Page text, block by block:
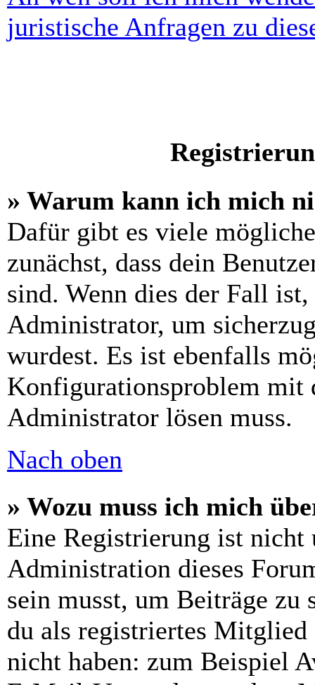
juristische Anfragen zu
» Warum kann ich mich
Dafür gibt es viele
zunächst, dass dein
sind. Wenn dies der Fall
Administrator, um
wurdest. Es ist ebenfalls
Konfigurationsproblem mit
Administrator lösen muss.
Nach oben
» Wozu muss ich mich
Eine Registrierung ist
Administration dieses
sein musst, um Beiträge
du als registriertes Mitglied
nicht haben: zum Beispiel